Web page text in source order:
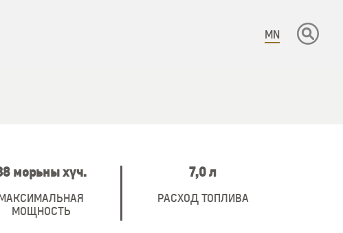
MN
морьны хүч.
МОЩНОСТЬ
7,0 л
РАСХОД ТОПЛИВА